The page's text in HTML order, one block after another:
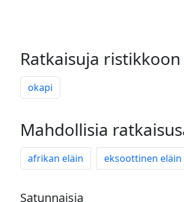
Ratkaisuja ristikkoon
okapi
Mahdollisia
afrikan eläin eksoottinen eläin
Satunnaisia